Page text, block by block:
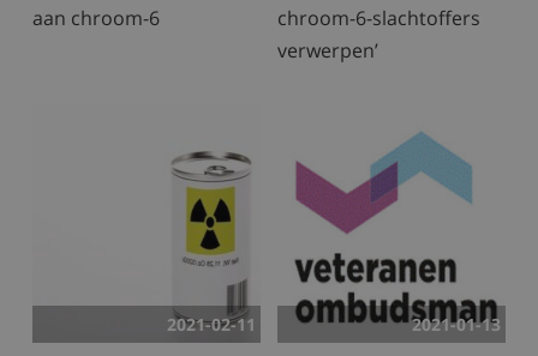
aan chroom-6
chroom-6-slachtoffers
verwerpen’
2021-02-11 2021-01-13